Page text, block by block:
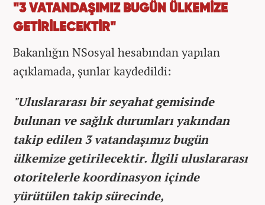
"3 VATANDAŞIMIZ BUGÜN ÜLKEMİZE
GETİRİLECEKTİR"
Bakanlığın NSosyal hesabından yapılan
açıklamada, şunlar kaydedildi:
"Uluslararası bir seyahat gemisinde
bulunan ve sağlık durumları yakından
takip edilen 3 vatandaşımız bugün
ülkemize getirilecektir. İlgili uluslararası
otoritelerle koordinasyon içinde
yürütülen takip sürecinde,